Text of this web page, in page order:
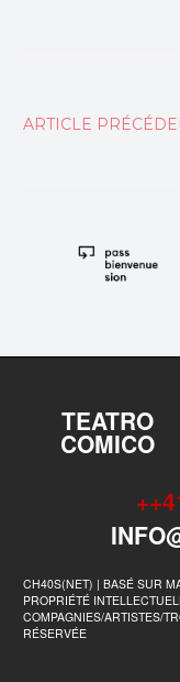
ARTICLE
TEATRO
COMICO
CH40S(NET) | BASÉ SUR
PROPRIÉTÉ
COMPAGNIES/ARTISTES/
RÉSERVÉE